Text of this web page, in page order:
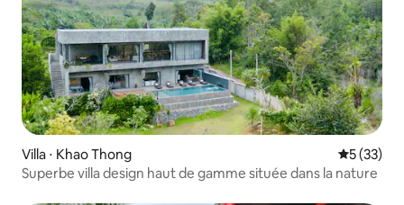
Villa ⋅ Khao Thong
5 (33)
Superbe villa design haut de gamme située dans la nature